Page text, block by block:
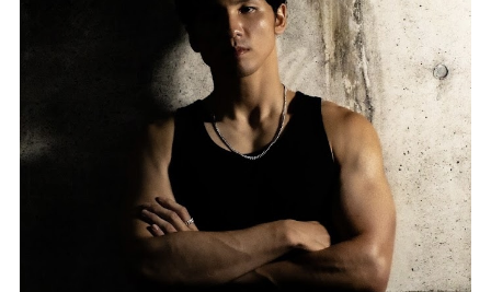
muevoコミュニティ
ぶいクラ！by muevo
ぶいコミュ！by muevo
ぶいマガ！ by muevo